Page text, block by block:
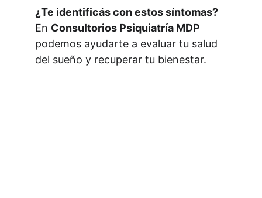
¿Te identificás con estos síntomas?
En Consultorios Psiquiatría MDP
podemos ayudarte a evaluar tu salud
del sueño y recuperar tu bienestar.